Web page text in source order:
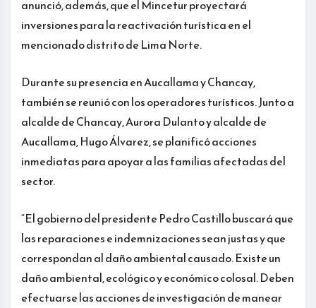
anunció, además, que el Mincetur proyectará
inversiones para la reactivación turística en el
mencionado distrito de Lima Norte.
Durante su presencia en Aucallama y Chancay,
también se reunió con los operadores turísticos. Junto a
alcalde de Chancay, Aurora Dulanto y alcalde de
Aucallama, Hugo Álvarez, se planificó acciones
inmediatas para apoyar a las familias afectadas del
sector.
“El gobierno del presidente Pedro Castillo buscará que
las reparaciones e indemnizaciones sean justas y que
correspondan al daño ambiental causado. Existe un
daño ambiental, ecológico y económico colosal. Deben
efectuarse las acciones de investigación de manear